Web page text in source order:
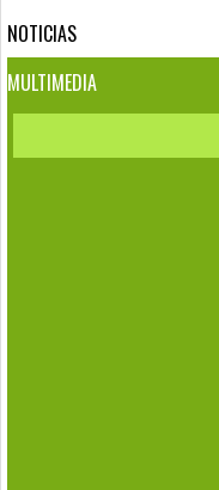
NOTICIAS
MULTIMEDIA